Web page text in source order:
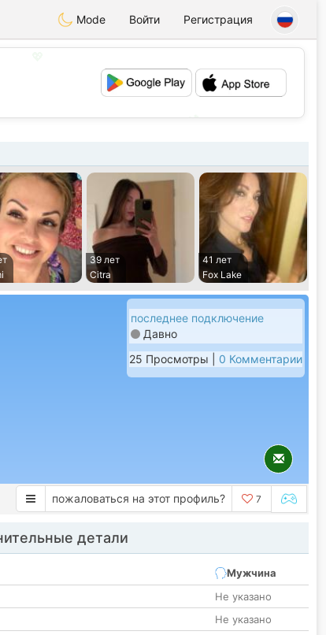
Mode Войти Регистрация
39 лет
Citra
41 лет
Fox Lake
последнее подключение
Давно
25 Просмотры | 0 Комментарии
пожаловаться на этот профиль? 7
детали
Мужчина
Не указано
Не указано